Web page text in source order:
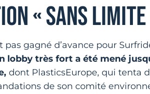
« SANS
pas gagné d’avance pour
lobby très fort a été mené
dont PlasticsEurope, qui tenta
de son comité